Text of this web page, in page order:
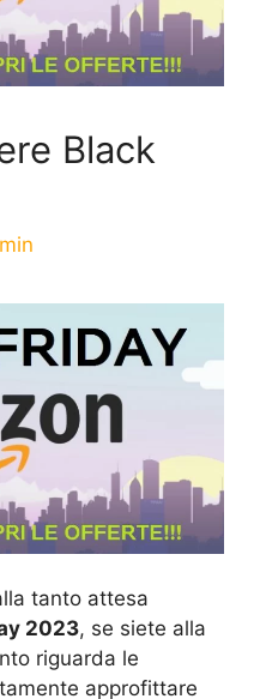
Black
tanto attesa
2023, se siete alla
riguarda le
approfittare